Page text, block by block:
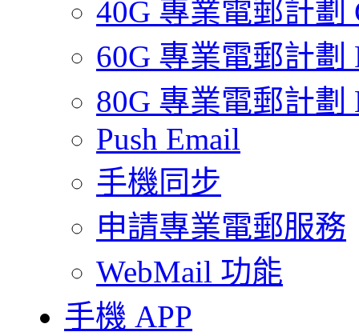
40G 專業電郵計劃
60G 專業電郵計劃
80G 專業電郵計劃
Push Email
手機同步
申請專業電郵服務
WebMail 功能
手機 APP